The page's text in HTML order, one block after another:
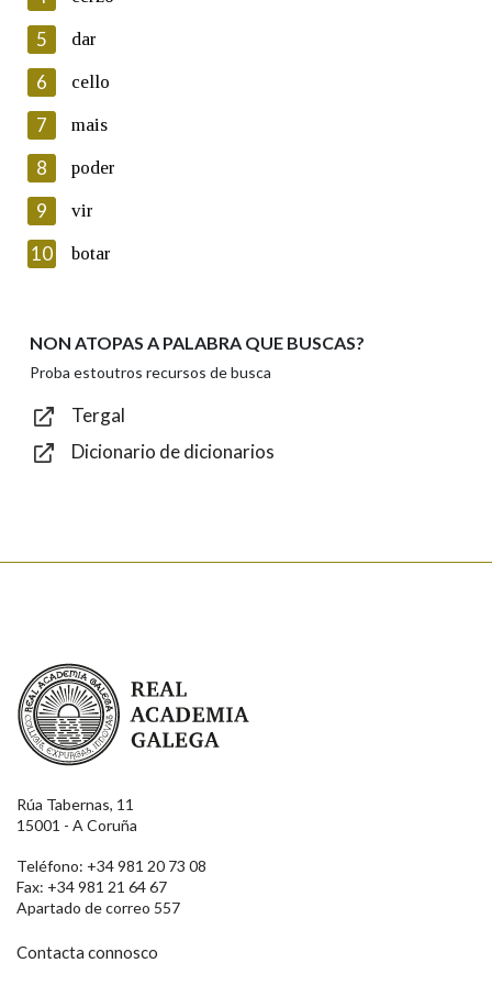
Lin e acepto as condicións da política de
Introduce o código que aparece na imaxe:
Texto de verificación
Enviar
5 dar
6 cello
7 mais
8 poder
9 vir
10 botar
NON ATOPAS A PALABRA QUE BUSCAS?
Proba estoutros recursos de busca
Tergal
Dicionario de dicionarios
Real Academia Galega
Rúa Tabernas, 11
15001 - A Coruña
Teléfono: +34 981 20 73 08
Fax: +34 981 21 64 67
Apartado de correo 557
Contacta connosco